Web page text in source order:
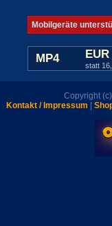
Mobilgeräte
MP4
statt
Copyright
Kontakt / Impressum